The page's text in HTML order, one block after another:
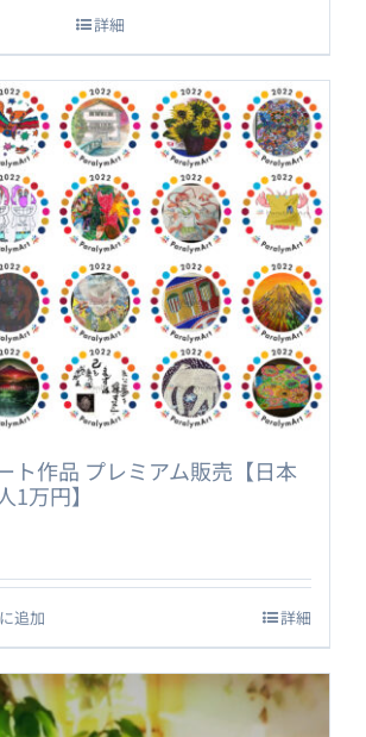
詳細
ト作品 プレミアム販売【日本
1万円】
追加 詳細